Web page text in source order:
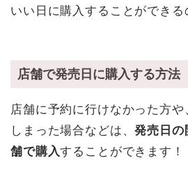
いい日に購入することができる
店舗で発売日に購入する方法
店舗に予約に行けなかった方
しまった場合などは、発売日の
舗で購入することができます！